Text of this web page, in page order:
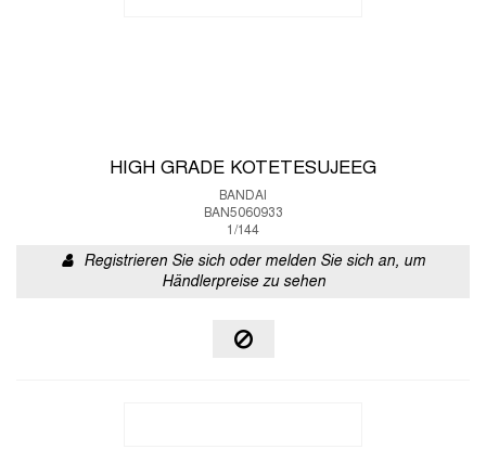
HIGH GRADE KOTETESUJEEG
BANDAI
BAN5060933
1/144
Registrieren Sie sich oder melden Sie sich an, um
Händlerpreise zu sehen